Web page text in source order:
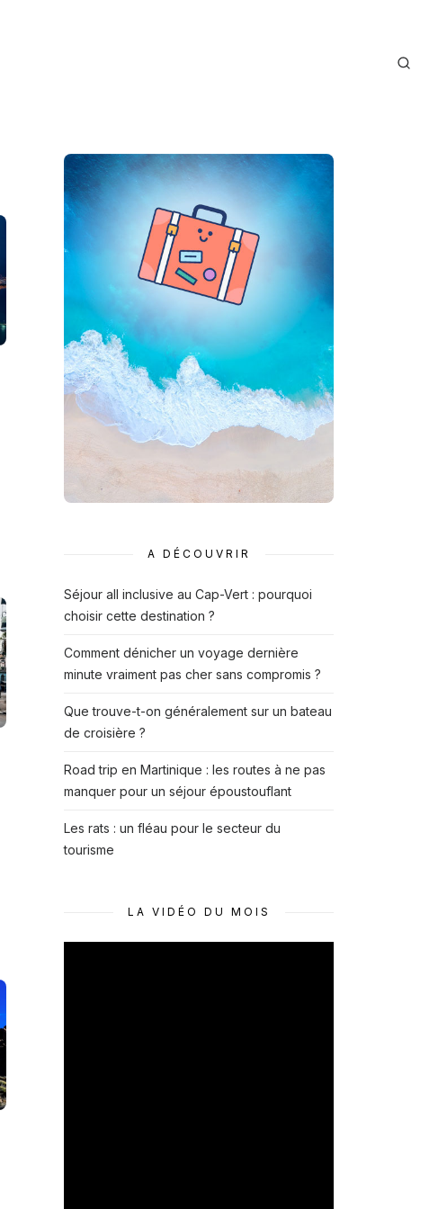
A DÉCOUVRIR
Séjour all inclusive au Cap-Vert : pourquoi
choisir cette destination ?
Comment dénicher un voyage dernière
minute vraiment pas cher sans compromis ?
Que trouve-t-on généralement sur un bateau
de croisière ?
Road trip en Martinique : les routes à ne pas
manquer pour un séjour époustouflant
Les rats : un fléau pour le secteur du
tourisme
LA VIDÉO DU MOIS